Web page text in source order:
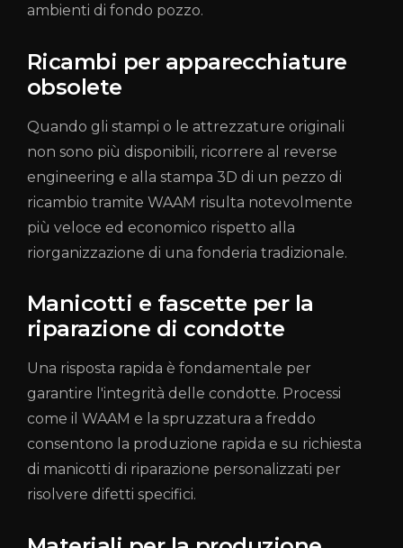
ambienti di fondo pozzo.
Ricambi per apparecchiature
obsolete
Quando gli stampi o le attrezzature originali
non sono più disponibili, ricorrere al reverse
engineering e alla stampa 3D di un pezzo di
ricambio tramite WAAM risulta notevolmente
più veloce ed economico rispetto alla
riorganizzazione di una fonderia tradizionale.
Manicotti e fascette per la
riparazione di condotte
Una risposta rapida è fondamentale per
garantire l'integrità delle condotte. Processi
come il WAAM e la spruzzatura a freddo
consentono la produzione rapida e su richiesta
di manicotti di riparazione personalizzati per
risolvere difetti specifici.